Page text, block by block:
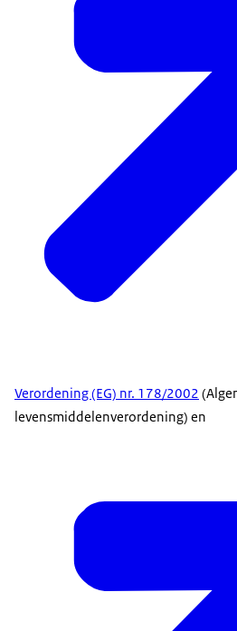
Verordening (EG) nr. 178/2002
levensmiddelenverordening) en